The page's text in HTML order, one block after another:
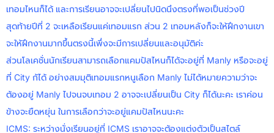
เทอมไหนก็ได้ และการเรียนอาจจะเปลี่ยนไปนิดนึงตรงที่พอเป็นช่วงปี
สุดท้ายปีที่ 2 จะเหลือเรียนแค่เทอมแรก ส่วน 2 เทอมหลังก็จะให้ฝึกงานเขา
จะให้ฝึกงานมากขึ้นตรงนี้เพึ่งจะมีการเปลี่ยนและอนุมัติค่ะ
ส่วนโลเคชั่นนักเรียนสามารถเลือกแคมปัสไหนก็ได้จะอยู่ที่ Manly หรือจะอยู่
ที่ City ก้ได้ อย่างสมมุติเทอมแรกหนูเลือก Manly ไม่ได้หมายความว่าจะ
ต้องอยู่ Manly ไปจนจบเทอม 2 อาจจะเปลี่ยนเป็น City ก็ได้นะคะ เราค่อน
ข้างจะยืดหยุ่น ในการเลือกว่าจะอยู่แคมปัสไหนนะคะ
ICMS: ระหว่างนั่งเรียนอยู่ที่ ICMS เราอาจจะต้องแต่งตัวเป็นสไตล์